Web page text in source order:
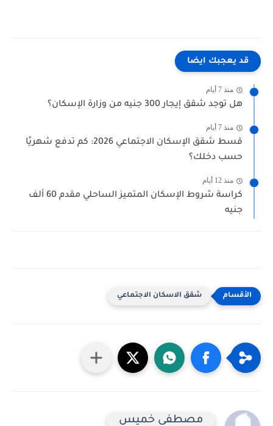
قد يعجبك ايضا
منذ 7 أيام
هل توجد شقق إيجار 300 جنيه من وزارة الإسكان؟
منذ 7 أيام
قسط شقق الإسكان الاجتماعي 2026: كم تدفع شهريًا
حسب دخلك؟
منذ 12 أيام
كراسة شروط الإسكان المتميز الساحلي مقدم 60 ألف
جنيه
شقق الاسكان الاجتماعي
مصطفى خميس